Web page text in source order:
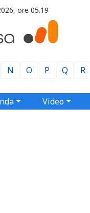
ore 05.19
N O P Q R
Video